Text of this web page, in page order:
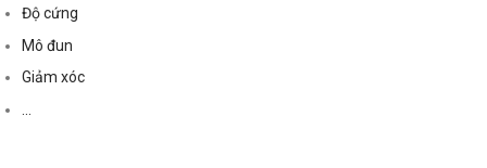
Độ cứng
Mô đun
Giảm xóc